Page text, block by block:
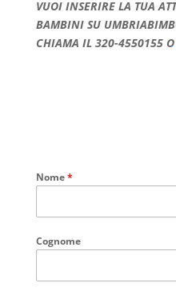
VUOI INSERIRE LA TUA
BAMBINI SU
CHIAMA IL 320-4550155 O
Nome*
Cognome